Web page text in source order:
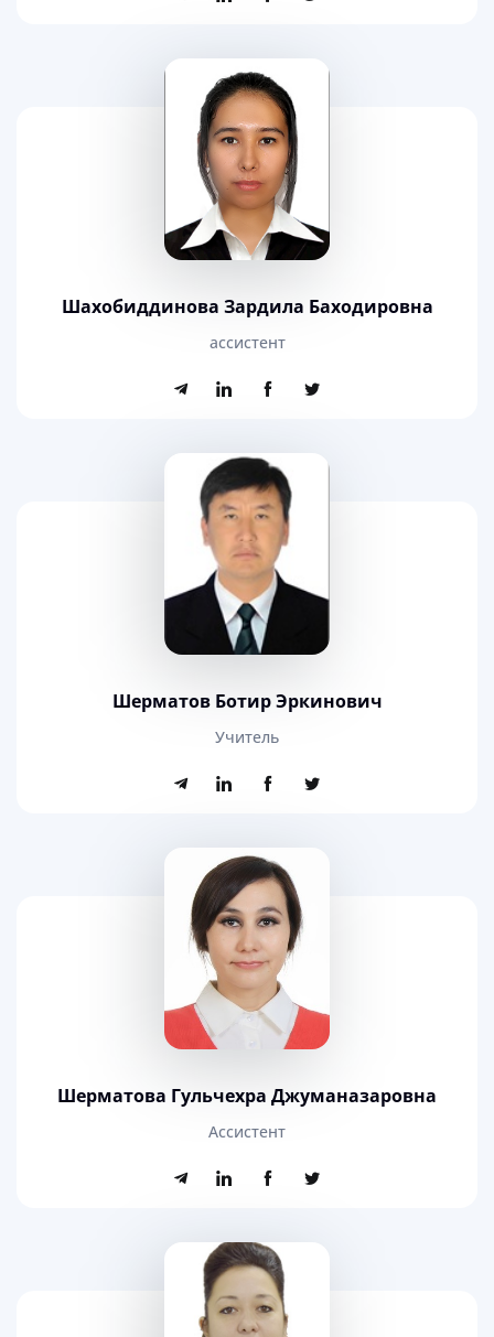
Шахобиддинова Зардила Баходировна
ассистент
Шерматов Ботир Эркинович
Учитель
Шерматова Гульчехра Джуманазаровна
Aссистент